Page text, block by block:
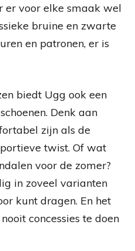
er voor elke smaak wel
bruine en zwarte
en patronen, er is
biedt Ugg ook een
Denk aan
zijn als de
twist. Of wat
voor de zomer?
in zoveel varianten
kunt dragen. En het
concessies te doen